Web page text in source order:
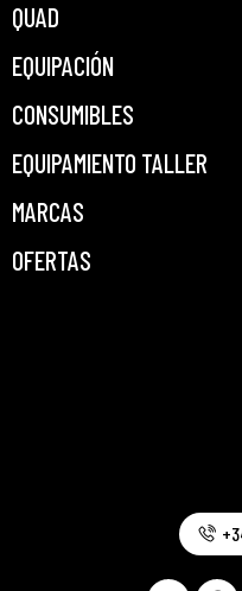
QUAD
EQUIPACIÓN
CONSUMIBLES
EQUIPAMIENTO TALLER
MARCAS
OFERTAS